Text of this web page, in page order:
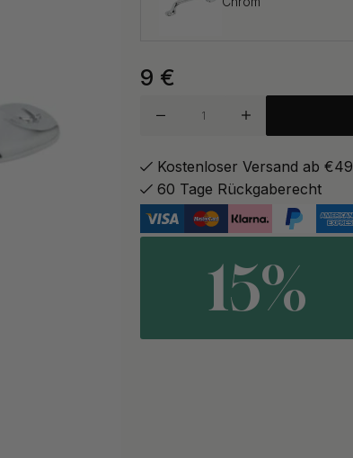
9 €
Kostenloser Versand ab €49
60 Tage Rückgaberecht
15%